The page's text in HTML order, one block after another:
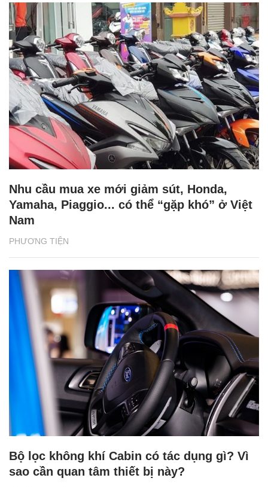
PHƯƠNG TIỆN
Nhu cầu mua xe mới giảm sút, Honda,
Yamaha, Piaggio... có thể “gặp khó” ở Việt
Nam
Bộ lọc không khí Cabin có tác dụng gì? Vì
sao cần quan tâm thiết bị này?